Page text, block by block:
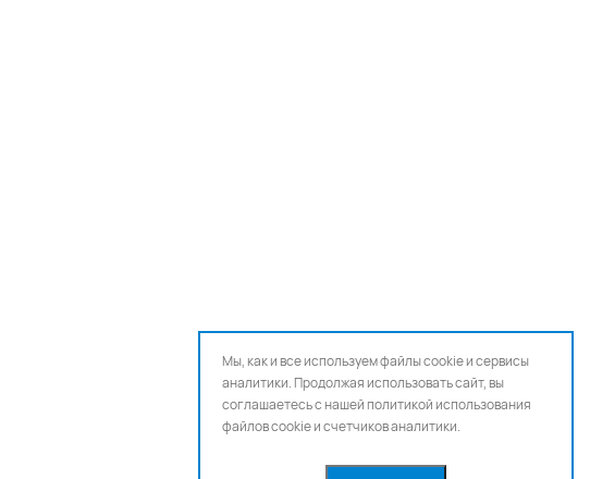
Мы, как и все используем файлы cookie и сервисы
аналитики. Продолжая использовать сайт, вы
соглашаетесь с нашейполитикой использования
файлов cookie и счетчиков аналитики.